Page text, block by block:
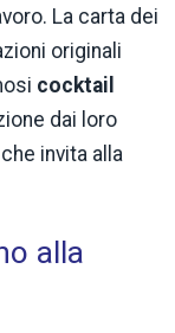
La carta dei
originali
cocktail
dai loro
invita alla
alla